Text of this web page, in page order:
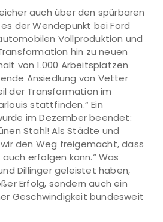
auch über den spürbaren
der Wendepunkt bei Ford
Vollproduktion und
hin zu neuen
von 1.000 Arbeitsplätzen
Ansiedlung von Vetter
der Transformation im
stattfinden.“ Ein
im Dezember beendet:
Stahl! Als Städte und
den Weg freigemacht, dass
erfolgen kann.“ Was
Dillinger geleistet haben,
Erfolg, sondern auch ein
Geschwindigkeit bundesweit